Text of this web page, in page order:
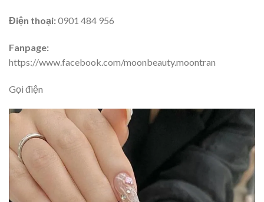
Điện thoại:0901 484 956
Fanpage:
https://www.facebook.com/moonbeauty.moontran
Gọi điện